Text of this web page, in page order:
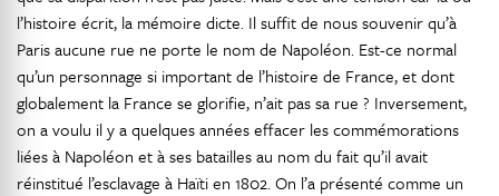
l’histoire écrit, la mémoire dicte. Il suffit de nous souvenir qu’à
Paris aucune rue ne porte le nom de Napoléon. Est-ce normal
qu’un personnage si important de l’histoire de France, et dont
globalement la France se glorifie, n’ait pas sa rue ? Inversement,
on a voulu il y a quelques années effacer les commémorations
liées à Napoléon et à ses batailles au nom du fait qu’il avait
réinstitué l’esclavage à Haïti en 1802. On l’a présenté comme un